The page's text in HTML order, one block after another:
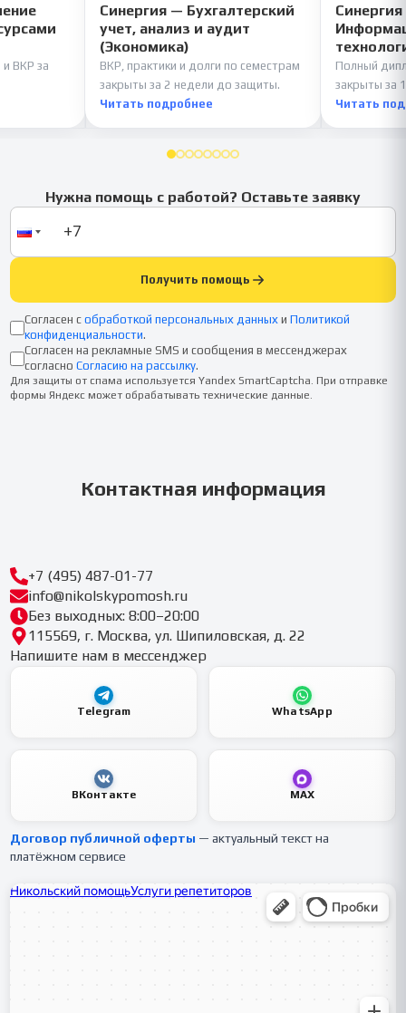
и ВКР за
Синергия — Бухгалтерский
учет, анализ и аудит
(Экономика)
ВКР, практики и долги по семестрам
закрыты за 2 недели до защиты.
Читать подробнее
Полный
закрыты за
Читать
Нужна помощь с работой? Оставьте заявку
Получить помощь
Согласен с обработкой персональных данных и Политикой
конфиденциальности.
Согласен на рекламные SMS и сообщения в мессенджерах
согласно Согласию на рассылку.
Для защиты от спама используется Yandex SmartCaptcha. При отправке
формы Яндекс может обрабатывать технические данные.
Контактная информация
+7 (495) 487-01-77
info@nikolskypomosh.ru
Без выходных: 8:00–20:00
115569, г. Москва, ул. Шипиловская, д. 22
Напишите нам в мессенджер
Telegram WhatsApp
ВКонтакте MAX
Договор публичной оферты — актуальный текст на
платёжном сервисе